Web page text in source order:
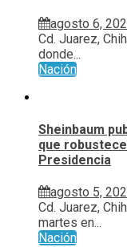
agosto 6,
Cd. Juarez,
donde...
Nación
Sheinbaum
que
Presidencia
agosto 5,
Cd. Juarez,
martes en...
Nación